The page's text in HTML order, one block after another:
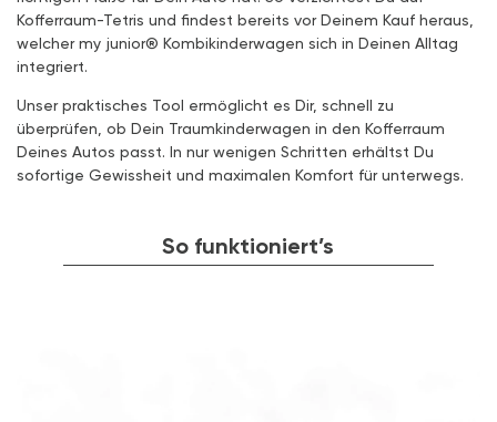
Kofferraum-Tetris und findest bereits vor Deinem Kauf heraus,
welcher my junior® Kombikinderwagen sich in Deinen Alltag
integriert.
Unser praktisches Tool ermöglicht es Dir, schnell zu
überprüfen, ob Dein Traumkinderwagen in den Kofferraum
Deines Autos passt. In nur wenigen Schritten erhältst Du
sofortige Gewissheit und maximalen Komfort für unterwegs.
So funktioniert’s